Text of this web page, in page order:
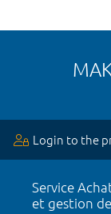
Login to the
Service
et gestion